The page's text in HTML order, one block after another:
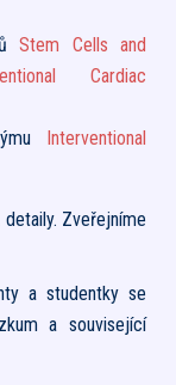
Stem Cells and
Cardiac
Interventional
Zveřejníme
a studentky se
a související